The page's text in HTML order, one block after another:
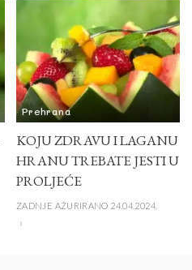
Prehrana
KOJU ZDRAVU I LAGANU
HRANU TREBATE JESTI U
PROLJEĆE
ZADNJE AŽURIRANO 24.04.2024.